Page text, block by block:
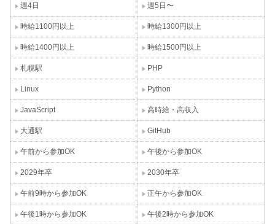
週4日 週5日〜
時給1100円以上 時給1300円以上
時給1400円以上 時給1500円以上
札幌駅 PHP
Linux Python
JavaScript 高時給・高収入
大通駅 GitHub
午前から参加OK 午後から参加OK
2029年卒 2030年卒
午前9時から参加OK 正午から参加OK
午後1時から参加OK 午後2時から参加OK